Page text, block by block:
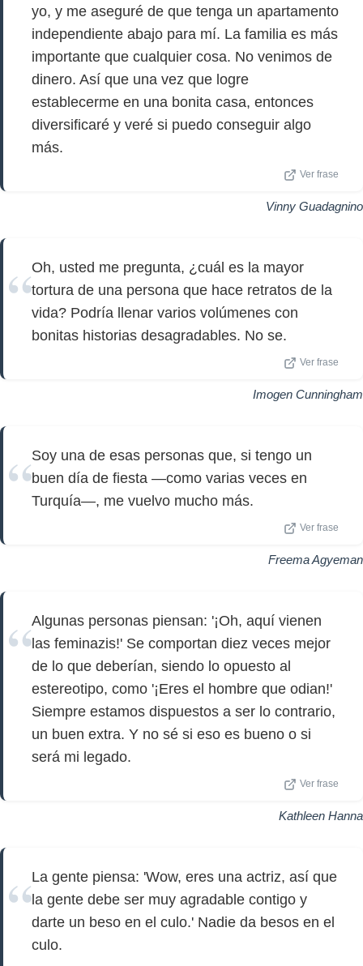
yo, y me aseguré de que tenga un apartamento
independiente abajo para mí. La familia es más
importante que cualquier cosa. No venimos de
dinero. Así que una vez que logre
establecerme en una bonita casa, entonces
diversificaré y veré si puedo conseguir algo
más.
Ver frase
Vinny Guadagnino
Oh, usted me pregunta, ¿cuál es la mayor
tortura de una persona que hace retratos de la
vida? Podría llenar varios volúmenes con
bonitas historias desagradables. No se.
Ver frase
Imogen Cunningham
Soy una de esas personas que, si tengo un
buen día de fiesta —como varias veces en
Turquía—, me vuelvo mucho más.
Ver frase
Freema Agyeman
Algunas personas piensan: '¡Oh, aquí vienen
las feminazis!' Se comportan diez veces mejor
de lo que deberían, siendo lo opuesto al
estereotipo, como '¡Eres el hombre que odian!'
Siempre estamos dispuestos a ser lo contrario,
un buen extra. Y no sé si eso es bueno o si
será mi legado.
Ver frase
Kathleen Hanna
La gente piensa: 'Wow, eres una actriz, así que
la gente debe ser muy agradable contigo y
darte un beso en el culo.' Nadie da besos en el
culo.